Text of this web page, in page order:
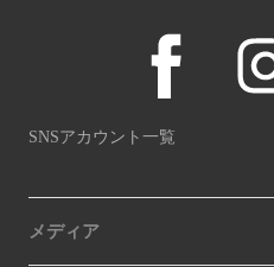
SNSアカウント一覧
メディア